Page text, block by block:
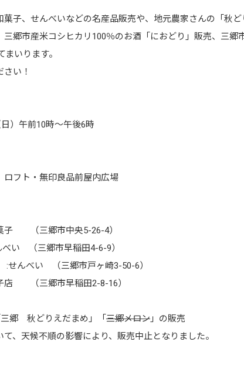
菓子、せんべいなどの名産品販売や、地元農家さんの「秋
三郷市産米コシヒカリ100％のお酒「におどり」販売、三郷
いります。
い！
）午前10時～午後6時
フト・無印良品前屋内広場
子 （三郷市中央5-26-4）
べい （三郷市早稲田4-6-9）
せんべい （三郷市戸ヶ崎3-50-6）
店 （三郷市早稲田2-8-16）
郷 秋どりえだまめ」「 三郷メロン 」の販売
、天候不順の影響により、販売中止となりました。